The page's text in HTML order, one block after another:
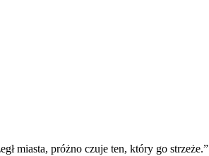
miasta, próżno czuje ten, który go strzeże.”